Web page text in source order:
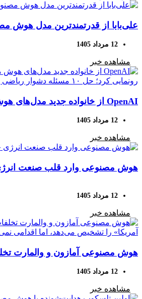
علی‌بابا از قدرتمندترین مدل هوش
12 مرداد 1405
مشاهده خبر
12 مرداد 1405
مشاهده خبر
هوش مصنوعی وارد قلب صنعت
12 مرداد 1405
مشاهده خبر
هوش مصنوعی آمازون و والمارت
«ساخت آمریکا» را تشخیص می‌دهد،
12 مرداد 1405
مشاهده خبر